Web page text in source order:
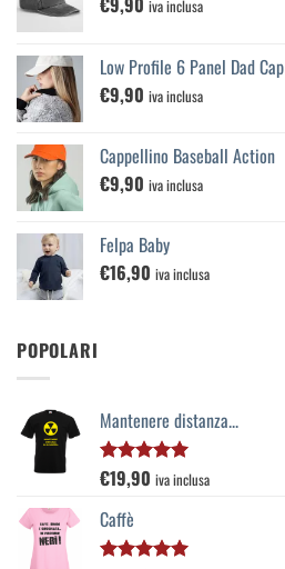
iva inclusa
Low Profile 6 Panel Dad Cap
€9,90 iva inclusa
Cappellino Baseball Action
€9,90 iva inclusa
Felpa Baby
€16,90 iva inclusa
POPOLARI
Mantenere distanza...
Valutato
5.00
€19,90 iva inclusa
Caffè